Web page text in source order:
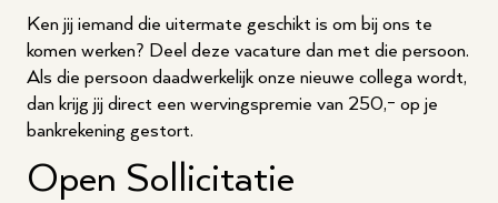
Ken jij iemand die uitermate geschikt is om bij ons te
komen werken? Deel deze vacature dan met die persoon.
Als die persoon daadwerkelijk onze nieuwe collega wordt,
dan krijg jij direct een wervingspremie van 250,- op je
bankrekening gestort.
Open Sollicitatie